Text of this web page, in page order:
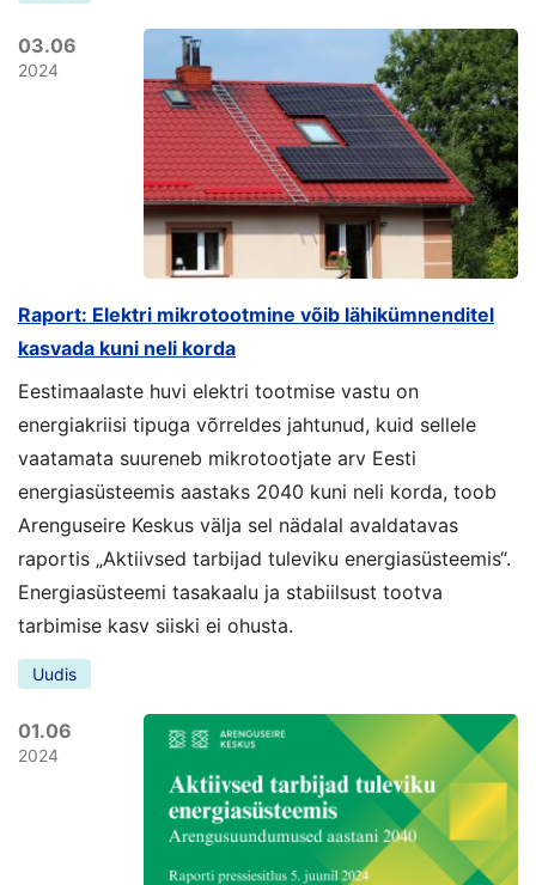
03.06
2024
Raport: Elektri mikrotootmine võib lähikümnenditel
kasvada kuni neli korda
Eestimaalaste huvi elektri tootmise vastu on
energiakriisi tipuga võrreldes jahtunud, kuid sellele
vaatamata suureneb mikrotootjate arv Eesti
energiasüsteemis aastaks 2040 kuni neli korda, toob
Arenguseire Keskus välja sel nädalal avaldatavas
raportis „Aktiivsed tarbijad tuleviku energiasüsteemis“.
Energiasüsteemi tasakaalu ja stabiilsust tootva
tarbimise kasv siiski ei ohusta.
Uudis
01.06
2024